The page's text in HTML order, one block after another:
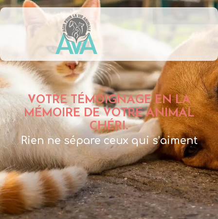
VOTRE TÉMOIGNAGE EN LA
MÉMOIRE DE VOTRE ANIMAL
CHÉRI.
Rien ne sépare ceux qui s’aiment